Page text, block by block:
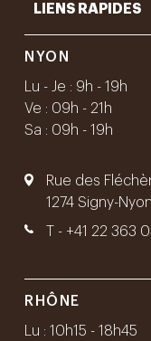
LIENS RAPIDES
NYON
Lu - Je : 9h - 19h
Ve : 09h - 21h
Sa : 09h - 19h
Rue des
1274 Signy-Nyon
T - +41 22 363
RHÔNE
Lu : 10h15 - 18h45